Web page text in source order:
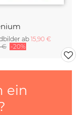
ab15,90 €
€ -20%
ein